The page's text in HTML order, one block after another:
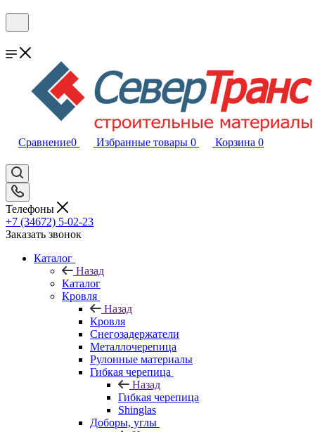
Сравнение0 Избранные товары 0 Корзина 0
Телефоны
+7 (34672) 5-02-23
Заказать звонок
Каталог
Назад
Каталог
Кровля
Назад
Кровля
Снегозадержатели
Металлочерепица
Рулонные материалы
Гибкая черепица
Назад
Гибкая черепица
Shinglas
Доборы, углы